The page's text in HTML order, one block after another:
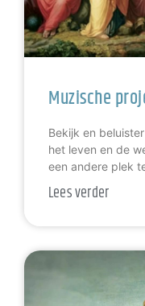
Muzische
Bekijk en
het leven en de
een andere plek
Lees verder